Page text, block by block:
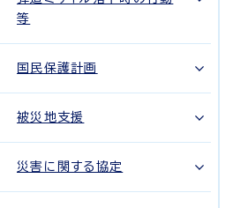
等
国民保護計画
被災地支援
災害に関する協定